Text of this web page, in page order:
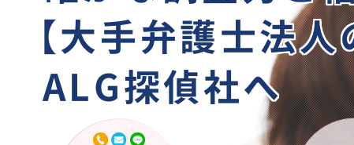
【 大手弁護士法人
ALG探偵社へ